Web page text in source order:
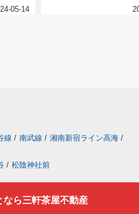
05-14
線 / 南武線 / 湘南新宿ライン高海 /
/ 松陰神社前
なら三軒茶屋不動産